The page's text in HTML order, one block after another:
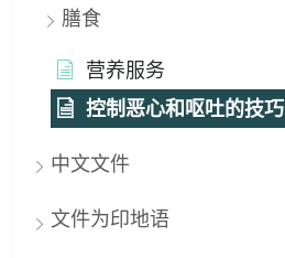
膳食
营养服务
控制恶心和呕吐的技巧
中文文件
文件为印地语